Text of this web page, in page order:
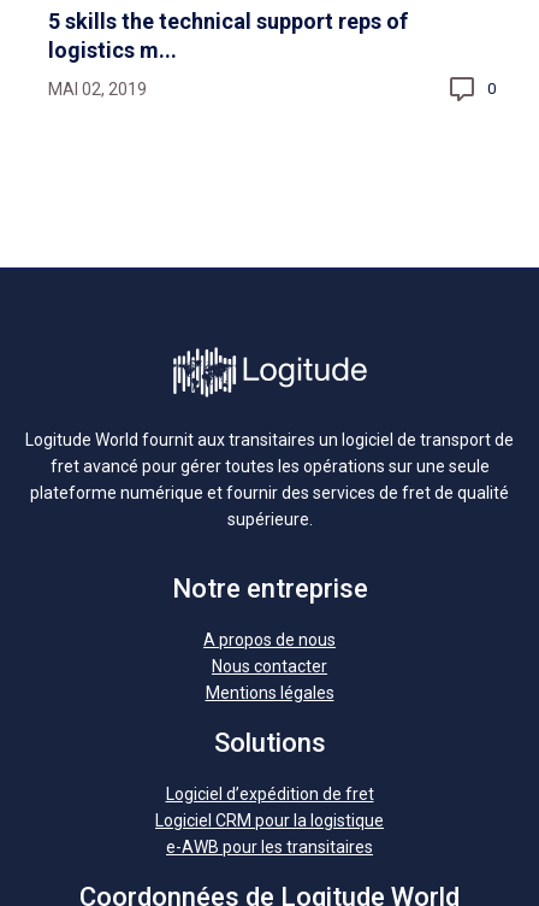
5 skills the technical support reps of
logistics m...
MAI 02, 2019 0
Logitude World fournit aux transitaires un logiciel de transport de
fret avancé pour gérer toutes les opérations sur une seule
plateforme numérique et fournir des services de fret de qualité
supérieure.
Notre entreprise
A propos de nous
Nous contacter
Mentions légales
Solutions
Logiciel d’expédition de fret
Logiciel CRM pour la logistique
e-AWB pour les transitaires
Coordonnées de Logitude World